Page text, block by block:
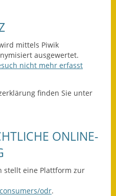
erledige ich wo?
und Wohnen
Wasser/Abwasser
Bebauungspläne
mittels Piwik
ausgewertet.
nicht mehr erfasst
finden Sie unter
ONLINE-S
stellt eine Plattform zur
odr.